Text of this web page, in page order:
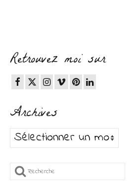
Retrouvez moi sur
Archives
Archives
Rechercher